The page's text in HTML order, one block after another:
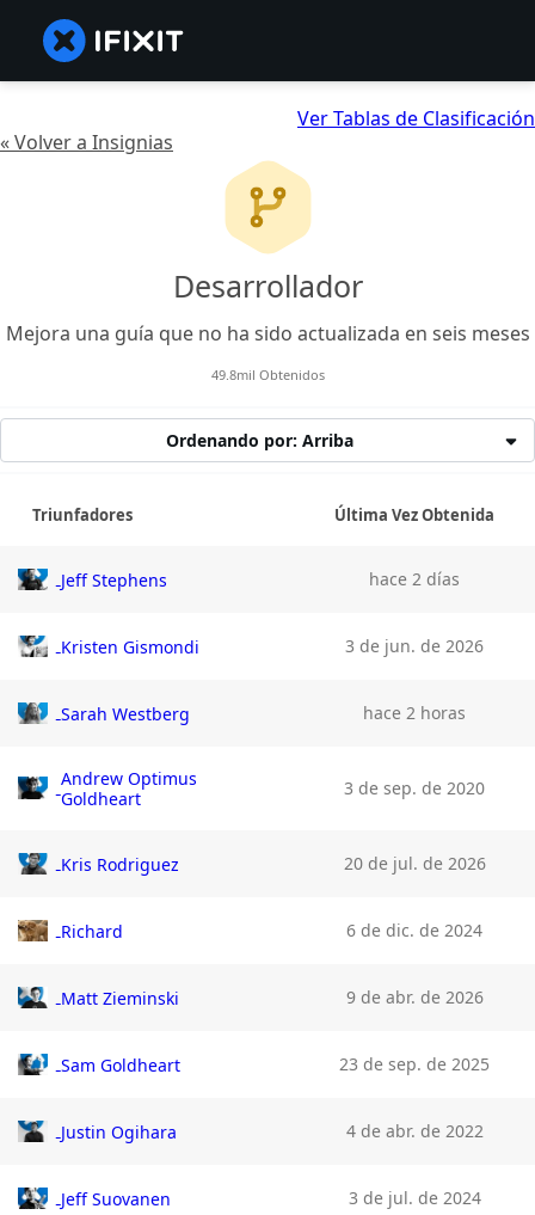
« Volver a Insignias
Ver Tablas de Clasificación
Desarrollador
Mejora una guía que no ha sido actualizada en seis meses
49.8mil Obtenidos
Ordenando por: Arriba
Triunfadores Última Vez Obtenida
Jeff Stephens hace 2 días
Kristen Gismondi 3 de jun. de 2026
Sarah Westberg hace 2 horas
Andrew Optimus
Goldheart
3 de sep. de 2020
Kris Rodriguez 20 de jul. de 2026
Richard 6 de dic. de 2024
Matt Zieminski 9 de abr. de 2026
Sam Goldheart 23 de sep. de 2025
Justin Ogihara 4 de abr. de 2022
Jeff Suovanen 3 de jul. de 2024